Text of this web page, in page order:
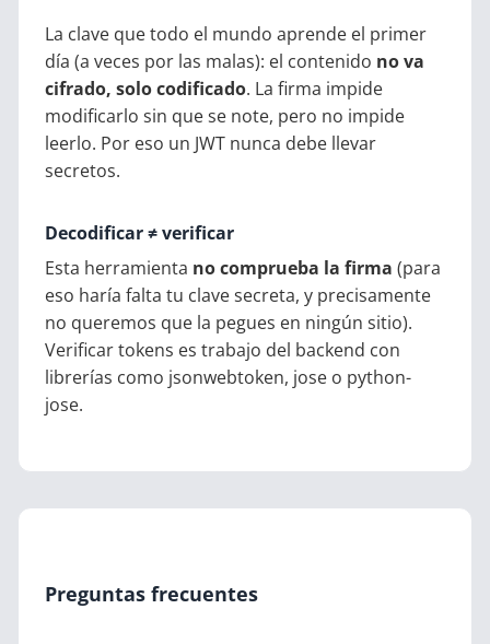
La clave que todo el mundo aprende el primer
día (a veces por las malas): el contenido no va
cifrado, solo codificado. La firma impide
modificarlo sin que se note, pero no impide
leerlo. Por eso un JWT nunca debe llevar
secretos.
Decodificar ≠ verificar
Esta herramienta no comprueba la firma (para
eso haría falta tu clave secreta, y precisamente
no queremos que la pegues en ningún sitio).
Verificar tokens es trabajo del backend con
librerías como jsonwebtoken, jose o python-
jose.
Preguntas frecuentes